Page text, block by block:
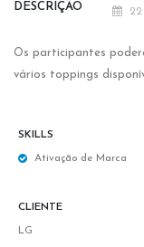
22
DESCRIÇÃO
Os participantes
vários toppings
SKILLS
Ativação de Marca
CLIENTE
LG